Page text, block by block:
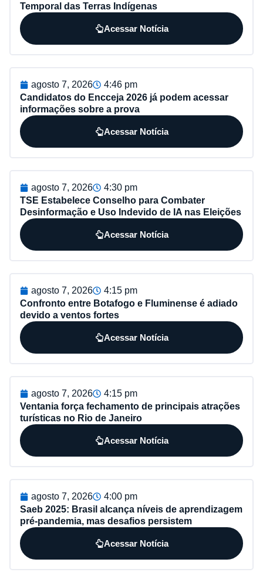
Temporal das Terras Indígenas
Acessar Notícia
agosto 7, 2026
4:46 pm
Candidatos do Encceja 2026 já podem acessar
informações sobre a prova
Acessar Notícia
agosto 7, 2026
4:30 pm
TSE Estabelece Conselho para Combater
Desinformação e Uso Indevido de IA nas Eleições
Acessar Notícia
agosto 7, 2026
4:15 pm
Confronto entre Botafogo e Fluminense é adiado
devido a ventos fortes
Acessar Notícia
agosto 7, 2026
4:15 pm
Ventania força fechamento de principais atrações
turísticas no Rio de Janeiro
Acessar Notícia
agosto 7, 2026
4:00 pm
Saeb 2025: Brasil alcança níveis de aprendizagem
pré-pandemia, mas desafios persistem
Acessar Notícia